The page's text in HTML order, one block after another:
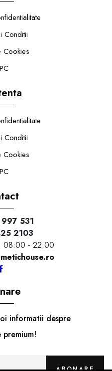
Conditii
Cookies
Conditii
Cookies
531
2103
08:00 - 22:00
informatii despre
premium!
ABONARE